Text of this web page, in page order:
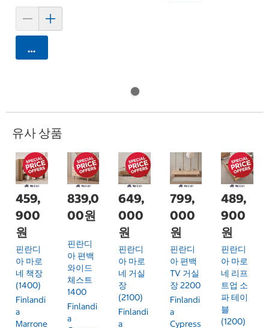
카트에 담기
유사 상품
459,
900
원
핀란디
아 마로
네 책장
(1400)
Finlandi
A
Marrone
839,0
00원
핀란디
아 편백
와이드
체스트
1400
Finlandi
A
649,
000
원
핀란디
아 마로
네 거실
장
(2100)
Finlandi
A
799,
000
원
핀란디
아 편백
TV 거실
장 2200
Finlandi
A
Cypress
489,
900
원
핀란디
아 마로
네 리프
트업 소
파 테이
블
(1200)